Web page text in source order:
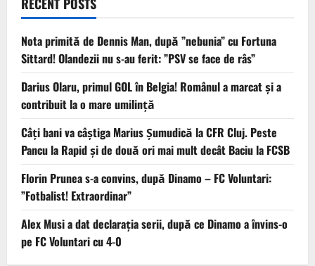
Nota primită de Dennis Man, după ”nebunia” cu Fortuna
Sittard! Olandezii nu s-au ferit: ”PSV se face de râs”
Darius Olaru, primul GOL în Belgia! Românul a marcat și a
contribuit la o mare umilință
Câți bani va câștiga Marius Șumudică la CFR Cluj. Peste
Pancu la Rapid și de două ori mai mult decât Baciu la FCSB
Florin Prunea s-a convins, după Dinamo – FC Voluntari:
”Fotbalist! Extraordinar”
Alex Musi a dat declarația serii, după ce Dinamo a învins-o
pe FC Voluntari cu 4-0